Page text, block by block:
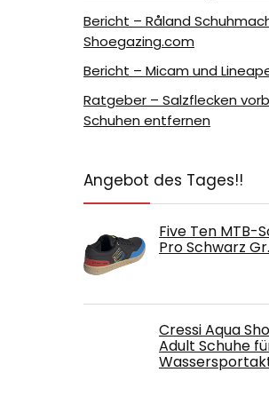
Bericht – Råland
Shoegazing.com
Bericht – Micam und
Ratgeber – Salzflecken
Schuhen entfernen
Angebot des Tages!!
Five Ten MTB-
Pro Schwarz Gr.
Cressi Aqua
Adult Schuhe